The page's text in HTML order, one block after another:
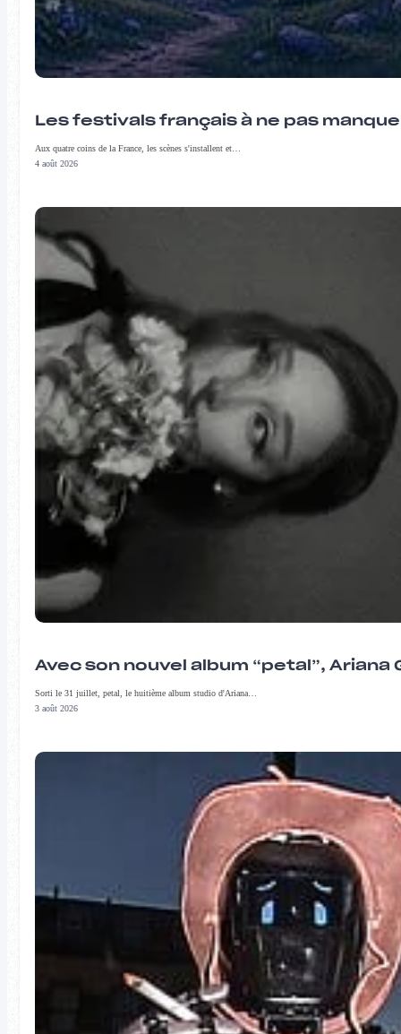
Les festivals français à ne pas
Aux quatre coins de la France, les scènes s'installent et…
4 août 2026
Avec son nouvel album “petal”,
Sorti le 31 juillet, petal, le huitième album studio d'Ariana…
3 août 2026